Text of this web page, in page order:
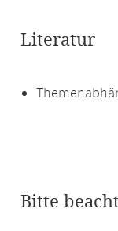
Literatur
Bitte